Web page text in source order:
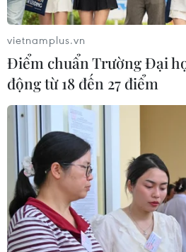
các vấn đề trên phạm vi toàn
vietnamplus.vn
Điểm chuẩn Trường Đại
động từ 18 đến 27 điểm